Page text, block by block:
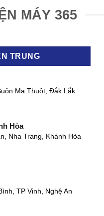
MÁY 365
TRUNG
Ma Thuột, Đắk Lắk
Hòa
Nha Trang, Khánh Hòa
TP Vinh, Nghệ An